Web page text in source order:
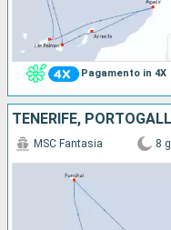
Pagamento in 4X
MSC Fantasia 8 g